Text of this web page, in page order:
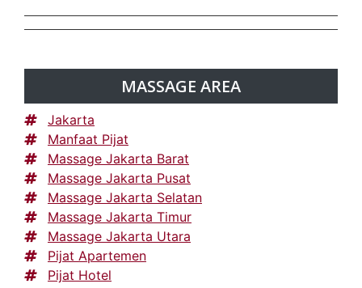
MASSAGE AREA
Jakarta
Manfaat Pijat
Massage Jakarta Barat
Massage Jakarta Pusat
Massage Jakarta Selatan
Massage Jakarta Timur
Massage Jakarta Utara
Pijat Apartemen
Pijat Hotel